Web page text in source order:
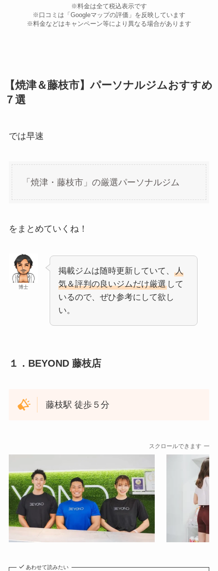
※料金は全て税込表示です
※口コミは「Googleマップの評価」を反映しています
※料金などはキャンペーン等により異なる場合があります
【焼津＆藤枝市】パーソナルジムおすすめ
７選
では早速
「焼津・藤枝市」の厳選パーソナルジム
をまとめていくね！
博士
掲載ジムは随時更新していて、
人
気＆評判の良いジムだけ厳選して
いるので、ぜひ参考にして欲し
い。
１．BEYOND 藤枝店
藤枝駅 徒歩５分
スクロールできます
あわせて読みたい